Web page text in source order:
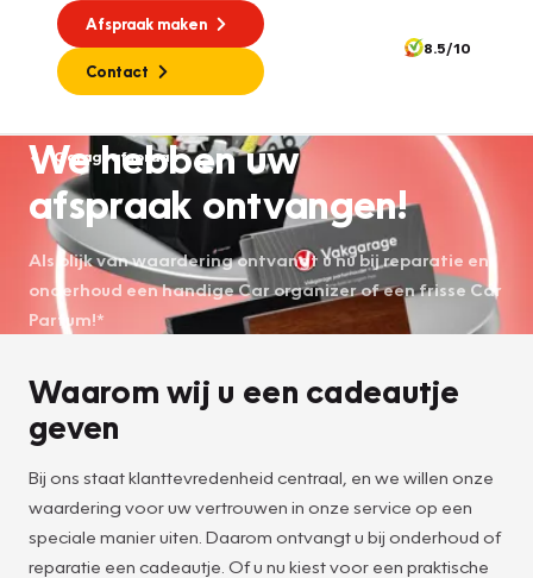
Afspraak maken
Contact
8.5/10
Garageafspraak
We hebben uw
afspraak ontvangen!
Als blijk van waardering ontvangt u nu bij reparatie en
onderhoud een handige Car organizer of een frisse Car
Parfum!*
Waarom wij u een cadeautje
geven
Bij ons staat klanttevredenheid centraal, en we willen onze
waardering voor uw vertrouwen in onze service op een
speciale manier uiten. Daarom ontvangt u bij onderhoud of
reparatie een cadeautje. Of u nu kiest voor een praktische